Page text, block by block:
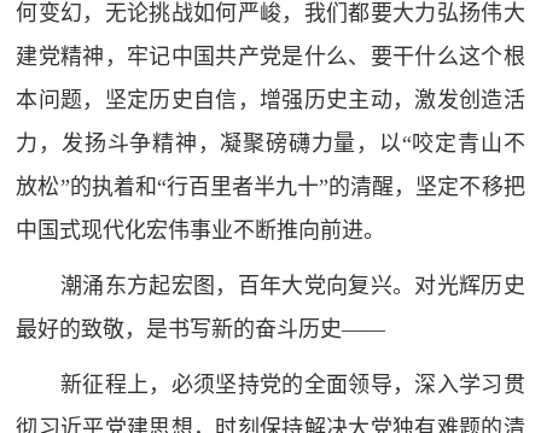
何变幻，无论挑战如何严峻，我们都要大力弘扬伟大
建党精神，牢记中国共产党是什么、要干什么这个根
本问题，坚定历史自信，增强历史主动，激发创造活
力，发扬斗争精神，凝聚磅礴力量，以“咬定青山不
放松”的执着和“行百里者半九十”的清醒，坚定不移把
中国式现代化宏伟事业不断推向前进。
潮涌东方起宏图，百年大党向复兴。对光辉历史
最好的致敬，是书写新的奋斗历史——
新征程上，必须坚持党的全面领导，深入学习贯